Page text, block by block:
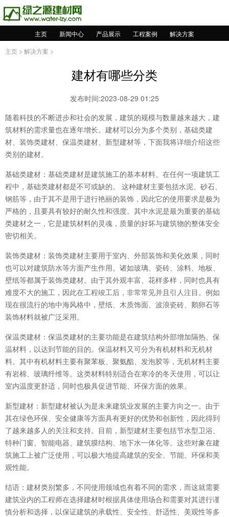
主页 新闻中心 产品展示 工程案例
解决方案
主页 > 解决方案 >
建材有哪些分类
发布时间:2023-08-29 01:25
随着科技的不断进步和社会的发展，建筑的规模与数量越来越大，建
筑材料的需求量也在逐年增长。建材可以分为多个类别，基础类建
材、装饰类建材、保温类建材、新型建材等，下面我将详细介绍这些
类别的建材。
基础类建材：基础类建材是建筑施工的基本材料。在任何一项建筑工
程中，基础类建材都是不可或缺的。 这种建材主要包括水泥、砂石、
钢筋等，由于其不是用于进行艳丽的装饰，因此它的使用要求是极为
严格的，且要具有较好的耐久性和强度。其中水泥是最为重要的基础
类建材之一，它是建筑材料的灵魂，质量的好坏与建筑物的整体安全
密切相关。
装饰类建材：装饰类建材主要用于室内、外部装饰和美化效果，同时
也可以对建筑防水等方面产生作用。诸如玻璃、瓷砖、涂料、地板、
壁纸等都属于装饰类建材。由于其外观丰富、花样多样，同时也具有
难度不大的施工，因此在工程竣工后，非常常见并且引人注目。例如
现在很流行的地中海风格中，壁纸、木质饰面、波浪瓷砖、鹅卵石等
装饰材料就被广泛采用。
保温类建材：保温类建材的主要功能是在建筑结构外部增加隔热、保
温材料，以达到节能的目的。保温材料又可分为有机材料和无机材
料。其中有机材料主要有聚苯板、聚氨酯、发泡胶等，无机材料主要
有岩棉、玻璃纤维等。这类材料特别适合在寒冷的冬天使用，可以让
室内温度更舒适，同时也极具促进节能、环保方面的效果。
新型建材：新型建材被认为是未来建筑业发展的主要方向之一。由于
其在绿色环保、安全健康等方面具有更好的优势和创新性，因此得到
了越来越多人的关注和支持。目前，新型建材主要包括节水型卫浴、
特种门窗、智能电器、建筑膜结构、地下水一体化等。这些对象在建
筑施工上被广泛使用，可以极大地提高建筑的安全、节能、环保和美
观性能。
结语：建材类别繁多，不同使用领域也有着不同的需求，而这就需要
建筑业内的工程师在选择建材时根据具体使用场合和需要对其进行谨
慎分析和选择，以保证建筑的承载性、安全性、舒适性、美观性等多